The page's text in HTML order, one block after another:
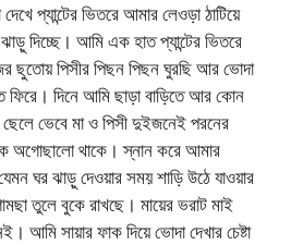
প্যান্টের ভিতরে আমার লেওড়া ঠাটিয়ে
দিচ্ছে। আমি এক হাত প্যান্টের ভিতরে
ছুতোয় পিসীর পিছন পিছন ঘুরছি আর ভোদা
ফিরে। দিনে আমি ছাড়া বাড়িতে আর কোন
ভেবে মা ও পিসী দুইজনেই পরনের
অগোছালো থাকে। স্নান করে আমার
ঘর ঝাড়ু দেওয়ার সময় শাড়ি উঠে যাওয়ার
তুলে বুকে রাখছে। মায়ের ভরাট মাই
সায়ার ফাক দিয়ে ভোদা দেখার চেষ্টা